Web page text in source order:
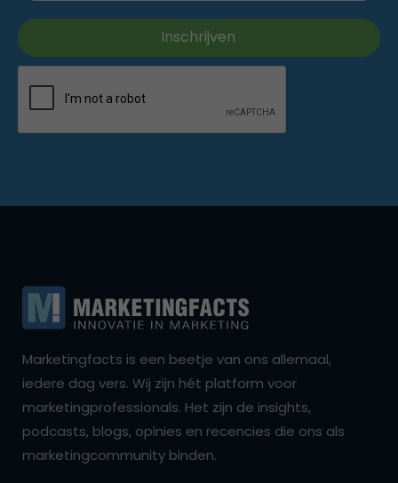
Marketingfacts is een beetje van ons allemaal,
iedere dag vers. Wij zijn hét platform voor
marketingprofessionals. Het zijn de insights,
podcasts, blogs, opinies en recencies die ons als
marketingcommunity binden.